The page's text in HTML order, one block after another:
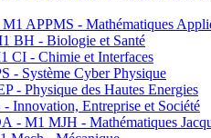
APPMS - Mathématiques
BH - Biologie et Santé
CI - Chimie et Interfaces
- Système Cyber Physique
- Physique des Hautes Energies
Innovation, Entreprise et Société
- M1 MJH - Mathématiques